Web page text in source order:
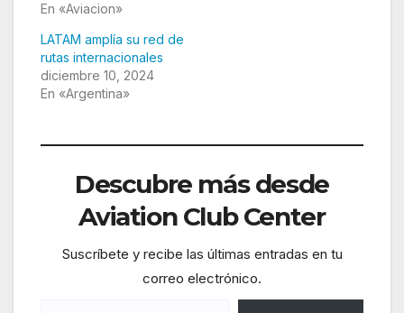
En «Aviacion»
LATAM amplía su red de
rutas internacionales
diciembre 10, 2024
En «Argentina»
Descubre más desde
Aviation Club Center
Suscríbete y recibe las últimas entradas en tu
correo electrónico.